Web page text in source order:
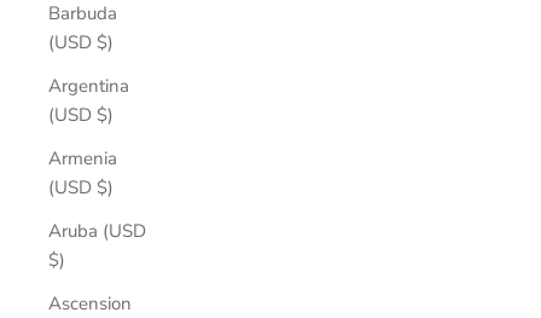
Barbuda
(USD $)
Argentina
(USD $)
Armenia
(USD $)
Aruba (USD
$)
Ascension